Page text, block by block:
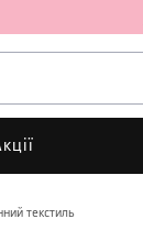
текстиль